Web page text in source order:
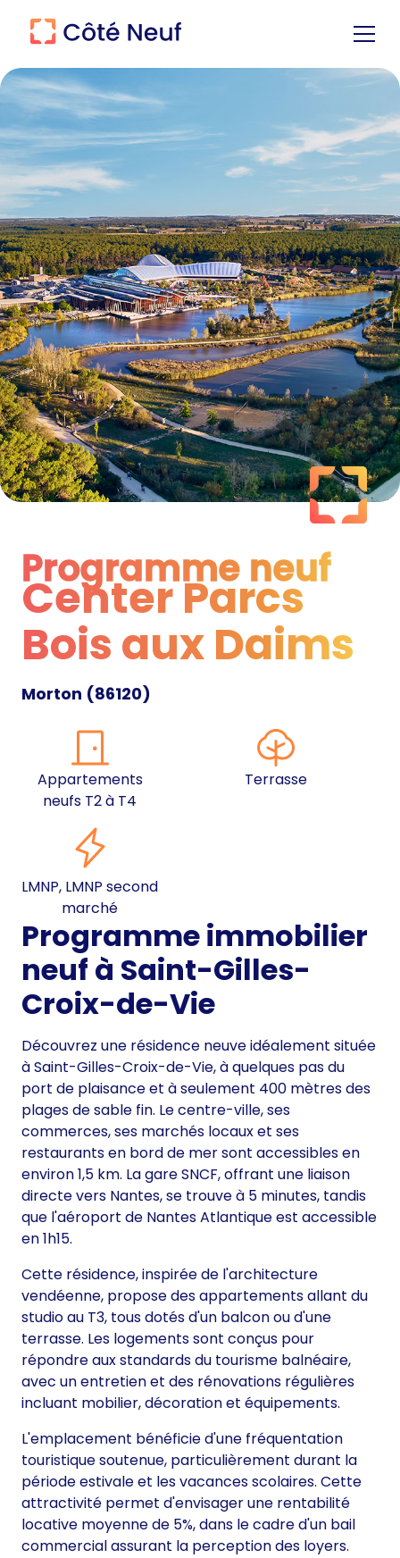
Programme neuf
Programme neuf
Center Parcs
Bois aux Daims
Morton (86120)
Appartements
neufs T2 à T4
Terrasse
LMNP, LMNP second
marché
Programme immobilier
neuf à Saint-Gilles-
Croix-de-Vie
Découvrez une résidence neuve idéalement située
à Saint-Gilles-Croix-de-Vie, à quelques pas du
port de plaisance et à seulement 400 mètres des
plages de sable fin. Le centre-ville, ses
commerces, ses marchés locaux et ses
restaurants en bord de mer sont accessibles en
environ 1,5 km. La gare SNCF, offrant une liaison
directe vers Nantes, se trouve à 5 minutes, tandis
que l'aéroport de Nantes Atlantique est accessible
en 1h15.
Cette résidence, inspirée de l'architecture
vendéenne, propose des appartements allant du
studio au T3, tous dotés d'un balcon ou d'une
terrasse. Les logements sont conçus pour
répondre aux standards du tourisme balnéaire,
avec un entretien et des rénovations régulières
incluant mobilier, décoration et équipements.
L'emplacement bénéficie d'une fréquentation
touristique soutenue, particulièrement durant la
période estivale et les vacances scolaires. Cette
attractivité permet d'envisager une rentabilité
locative moyenne de 5%, dans le cadre d'un bail
commercial assurant la perception des loyers.